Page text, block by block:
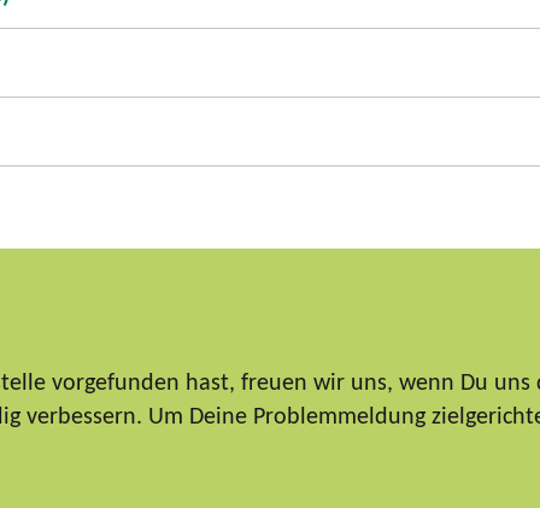
vorgefunden hast, freuen wir uns, wenn Du
verbessern. Um Deine Problemmeldung